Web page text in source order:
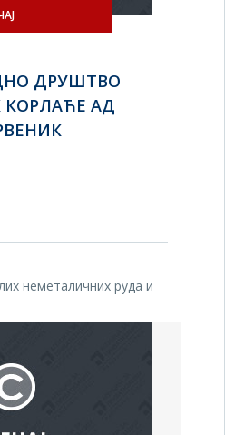
ДРУШТВО
КОРЛАЋЕ АД
неметаличних руда и